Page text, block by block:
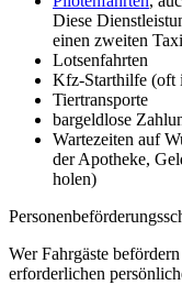
Diese
einen zweiten
Lotsenfahrten
Kfz-Starthilfe (oft
Tiertransporte
bargeldlose
Wartezeiten auf
der Apotheke,
holen)
Wer Fahrgäste
erforderlichen